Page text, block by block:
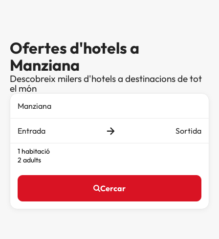
Ofertes d'hotels a
Manziana
Descobreix milers d'hotels a destinacions de tot
el món
Entrada Sortida
1 habitació
2 adults
Cercar